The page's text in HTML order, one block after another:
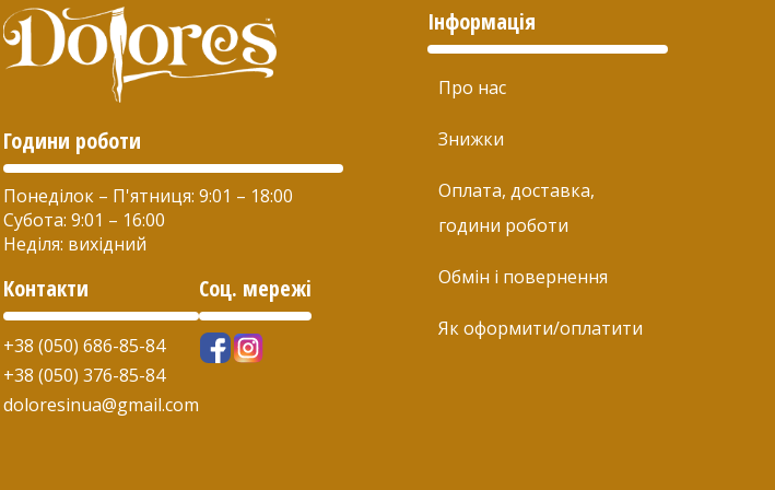
Години роботи
Понеділок – П'ятниця: 9:01 – 18:00
Субота: 9:01 – 16:00
Неділя: вихідний
Контакти
+38 (050) 686-85-84
+38 (050) 376-85-84
doloresinua@gmail.com
Соц. мережі
Інформація
Про нас
Знижки
Оплата, доставка,
години роботи
Обмін і повернення
Як оформити/оплатити